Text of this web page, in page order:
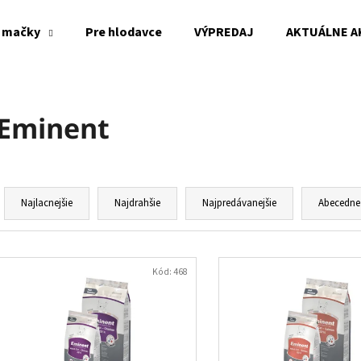
Pre hlodavce VÝPREDAJ AKTUÁLNE
R
Najlacnejšie Najdrahšie Najpredávanejšie Abecedne
Kód:468
Odporúčame